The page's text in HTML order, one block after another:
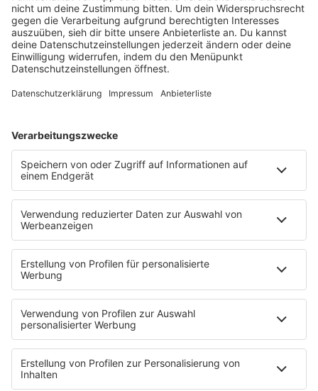
barba radio
Lagerfeuer
Füße hoch
Schmusekatze
Song Contest
Mädelsabend
Ich hasse Sport
Sonntag Morgen
Strandbar
Putzfimmel
Deutschpop
Deutsche Liebeslieder
PODCASTS
Mit den Waffeln einer Frau
Frühstück bei Barbara
Brave & One
NotAufnahme
"Bewerbung und Karriere"
Aber bitte mit Schlager
Erdbeerkäse